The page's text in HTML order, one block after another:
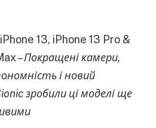
13, iPhone 13 Pro &
–Покращені камери,
і новий
зробили ці моделі ще